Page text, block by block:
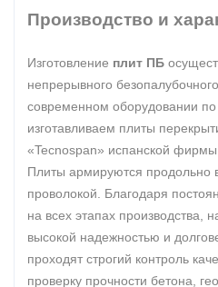
Производство и
Изготовление плит ПБ
непрерывного
современном оборудовании по
изготавливаем плиты
«Tecnospan» испанской фирмы
Плиты армируются продольно
проволокой. Благодаря
на всех этапах производства,
высокой надежностью и
проходят строгий контроль
проверку прочности бетона,